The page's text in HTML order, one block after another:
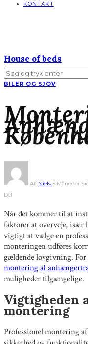
KONTAKT
House of beds
BILER OG SJOV
Af: Niels 5 Måneder
Del
Når det kommer til at
faktorer at overveje, især
vigtigt at vælge en
monteringen udføres
gældende lovgivning.
montering af
muligheder tilgængelige.
Vigtigheden
montering
Professionel montering